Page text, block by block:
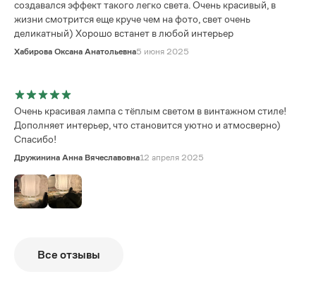
создавался эффект такого легко света. Очень красивый, в
жизни смотрится еще круче чем на фото, свет очень
деликатный) Хорошо встанет в любой интерьер
Хабирова Оксана Анатольевна5 июня 2025
Очень красивая лампа с тёплым светом в винтажном стиле!
Дополняет интерьер, что становится уютно и атмосверно)
Спасибо!
Дружинина Анна Вячеславовна12 апреля 2025
Все отзывы